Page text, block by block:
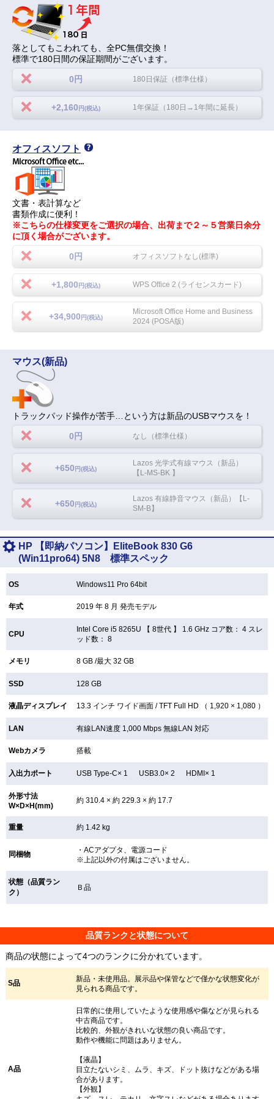
落としてもこわれても、全PC無償交換！
標準で180日間の保証期間がございます。
0円 180日保証（標準仕様）
+2,160 円(税込) 1年保証（180日→1年間に延長）
オフィスソフト
文書・表計算など
書類作成に便利！
※こちらの仕様変更をご選択の場合、出荷まで２～５営業日余分
に頂く場合がございます。
0円 オフィスソフトなし(標準)
+1,800 円(税込) WPS Office 2 (ライセンスカード)
+34,900 円(税込)
Microsoft Office Home and Business
2024 (POSA版)
マウス(新品)
トラックパッド操作が苦手…という方は新品のUSBマウスを！
0円 なし（標準仕様）
+650 円(税込)
Lazos 光学式有線マウス（新品）
【L-MS-BK 】
+650 円(税込)
Lazos 有線静音マウス（新品）【L-
SM-B】
HP 【即納パソコン】EliteBook 830 G6
(Win11pro64) 5N8 標準スペック
OS Windows11 Pro 64bit
年式 2019 年 8 月 発売モデル
CPU
Intel Core i5 8265U 【8世代 】 1.6 GHz コア数： 4 スレ
ッド数： 8
メモリ 8 GB /最大 32 GB
SSD 128 GB
液晶ディスプレイ 13.3 インチ ワイド画面 /TFT Full HD （ 1,920 × 1,080 ）
LAN 有線LAN速度 1,000 Mbps 無線LAN対応
Webカメラ 搭載
入出力ポート USB Type-C× 1 USB3.0× 2 HDMI× 1
外形寸法
W×D×H(mm)
約 310.4 × 約 229.3 × 約 17.7
重量 約 1.42 kg
同梱物
・ACアダプタ、電源コード
※上記以外の付属はございません。
状態（品質ラン
ク）
Ｂ品
品質ランクと状態について
商品の状態によって4つのランクに分かれています。
S品
新品・未使用品。展示品や保管などで僅かな状態変化が
見られる商品です。
A品
日常的に使用していたような使用感や傷などが見られる
中古商品です。
比較的、外観がきれいな状態の良い商品です。
動作や機能に問題はありません。
【液晶】
目立たないシミ、ムラ、キズ、ドット抜けなどがある場
合があります。
【外観】